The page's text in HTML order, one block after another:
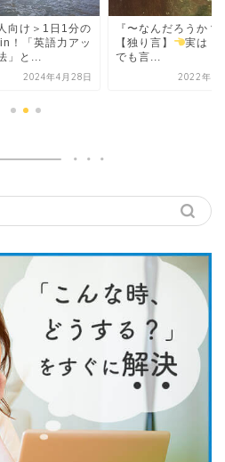
向け＞1日1分の
！「英語力アッ
」と...
2024年4月28日
『〜なんだろうか？
【独り言】
実は【
でも言...
2022年6